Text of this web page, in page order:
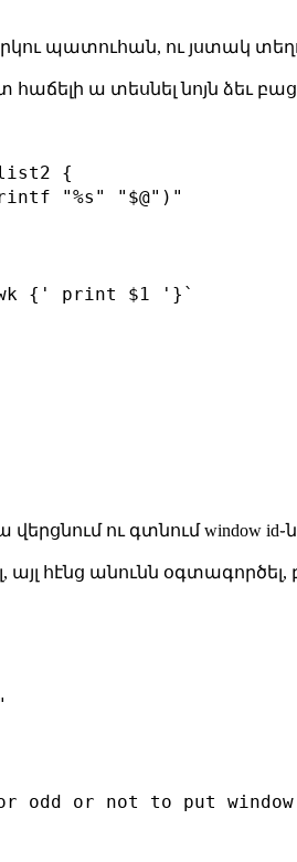
պատուհան, ու յստակ
հաճելի ա տեսնել նոյն ձեւ
{
"%s" "$@")"
{' print $1 '}`
ու գտնում window
այլ հէնց անունն
odd or not to put